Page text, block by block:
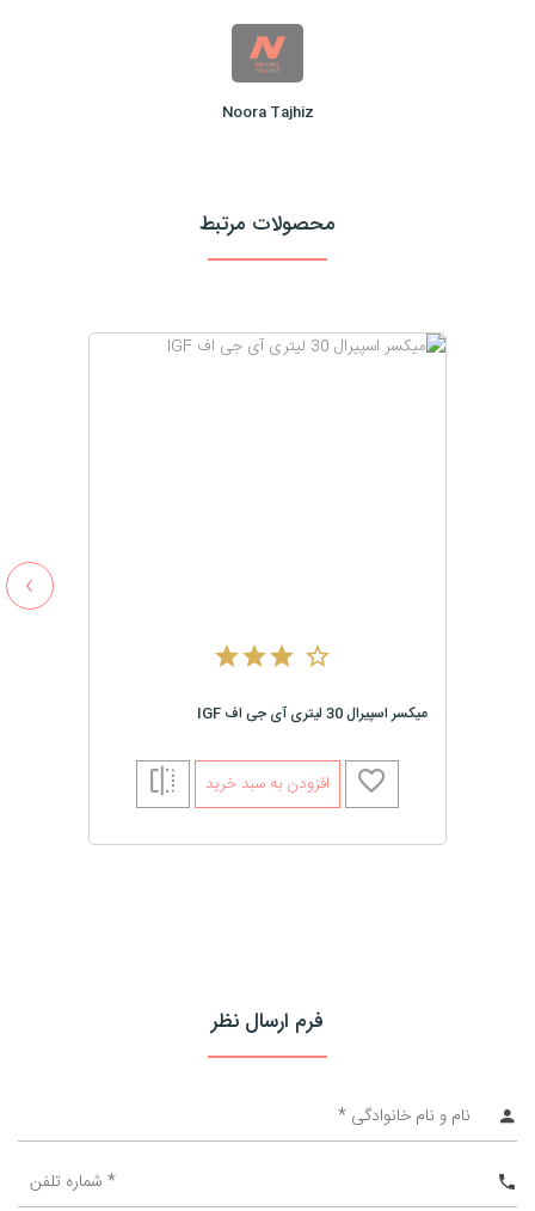
Noora Tajhiz
محصولات مرتبط
میکسر اسپیرال 30 لیتری آی جی اف IGF
افزودن به سبد خرید
›
فرم ارسال نظر